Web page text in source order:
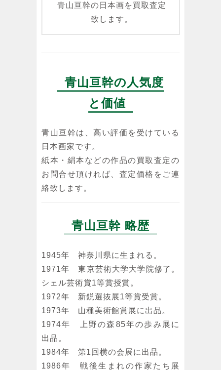
青山亘幹の日本画を買取査定
致します。
青山亘幹の人気度
と価値
青山亘幹は、高い評価を受けている
日本画家です。
紙本・絹本などの作品の買取査定の
お問合せ頂ければ、査定価格をご連
絡致します。
青山亘幹 略歴
1945年 神奈川県に生まれる。
1971年 東京芸術大学大学院修了。
シェル芸術賞1等賞授賞。
1972年 新鋭選抜展1等賞受賞。
1973年 山種美術館賞展に出品。
1974年 上野の森85年の歩み展に
出品。
1984年 第1回横の会展に出品。
1986年 戦後生まれの作家たち展